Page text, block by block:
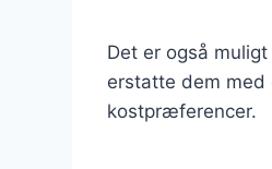
Det er også
erstatte dem
kostpræferencer.